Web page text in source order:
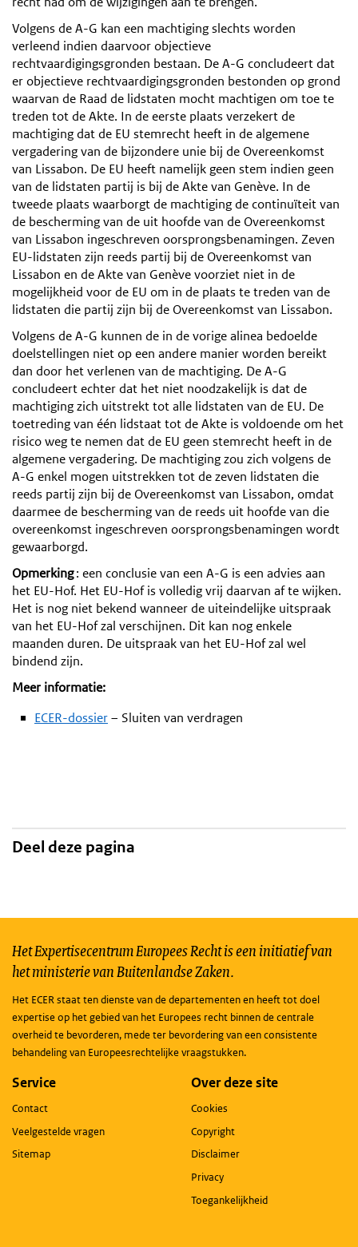
Volgens de A-G kan een machtiging slechts worden
verleend indien daarvoor objectieve
rechtvaardigingsgronden bestaan. De A-G concludeert dat
er objectieve rechtvaardigingsgronden bestonden op grond
waarvan de Raad de lidstaten mocht machtigen om toe te
treden tot de Akte. In de eerste plaats verzekert de
machtiging dat de EU stemrecht heeft in de algemene
vergadering van de bijzondere unie bij de Overeenkomst
van Lissabon. De EU heeft namelijk geen stem indien geen
van de lidstaten partij is bij de Akte van Genève. In de
tweede plaats waarborgt de machtiging de continuïteit van
de bescherming van de uit hoofde van de Overeenkomst
van Lissabon ingeschreven oorsprongsbenamingen. Zeven
EU-lidstaten zijn reeds partij bij de Overeenkomst van
Lissabon en de Akte van Genève voorziet niet in de
mogelijkheid voor de EU om in de plaats te treden van de
lidstaten die partij zijn bij de Overeenkomst van Lissabon.
Volgens de A-G kunnen de in de vorige alinea bedoelde
doelstellingen niet op een andere manier worden bereikt
dan door het verlenen van de machtiging. De A-G
concludeert echter dat het niet noodzakelijk is dat de
machtiging zich uitstrekt tot alle lidstaten van de EU. De
toetreding van één lidstaat tot de Akte is voldoende om het
risico weg te nemen dat de EU geen stemrecht heeft in de
algemene vergadering. De machtiging zou zich volgens de
A-G enkel mogen uitstrekken tot de zeven lidstaten die
reeds partij zijn bij de Overeenkomst van Lissabon, omdat
daarmee de bescherming van de reeds uit hoofde van die
overeenkomst ingeschreven oorsprongsbenamingen wordt
gewaarborgd.
Opmerking: een conclusie van een A-G is een advies aan
het EU-Hof. Het EU-Hof is volledig vrij daarvan af te wijken.
Het is nog niet bekend wanneer de uiteindelijke uitspraak
van het EU-Hof zal verschijnen. Dit kan nog enkele
maanden duren. De uitspraak van het EU-Hof zal wel
bindend zijn.
Meer informatie:
ECER-dossier– Sluiten van verdragen
Deel deze pagina
Het Expertisecentrum Europees Recht is een initiatief van
het ministerie van Buitenlandse Zaken.
Het ECER staat ten dienste van de departementen en heeft tot doel
expertise op het gebied van het Europees recht binnen de centrale
overheid te bevorderen, mede ter bevordering van een consistente
behandeling van Europeesrechtelijke vraagstukken.
Service
Contact
Veelgestelde vragen
Sitemap
Over deze site
Cookies
Copyright
Disclaimer
Privacy
Toegankelijkheid